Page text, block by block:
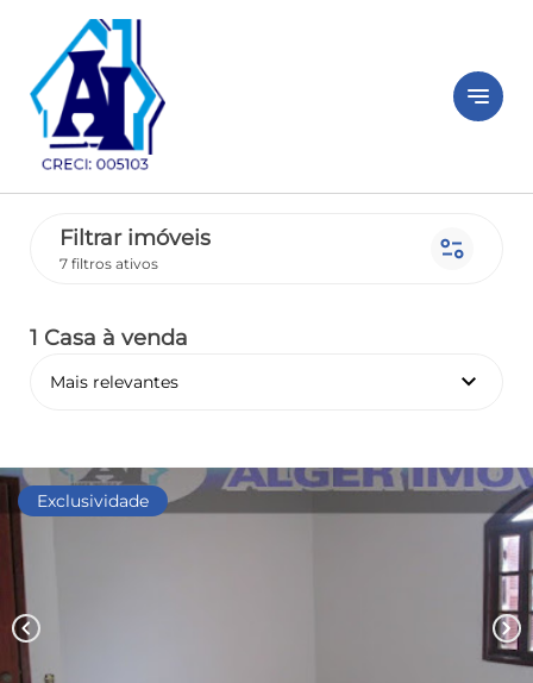
notes
Filtrar imóveis
7 filtros ativos page_info
1 Casa à venda
Mais relevantes keyboard_arrow_down
Exclusividade
chevron_left chevron_right